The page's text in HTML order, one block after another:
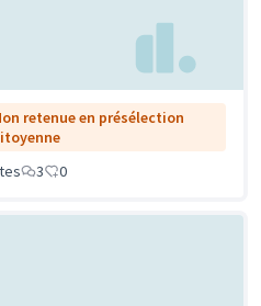
retenue en présélection
3 0